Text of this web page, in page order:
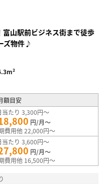
富山駅前ビジネス街まで徒歩
ズ物件♪
額目安
当たり 3,300円～
円/月～
費用他 22,000円～
当たり 3,600円～
円/月～
費用他 16,500円～